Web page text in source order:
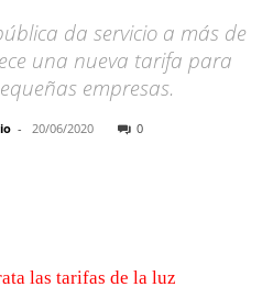
da servicio a más de
una nueva tarifa para
empresas.
- 20/06/2020 0